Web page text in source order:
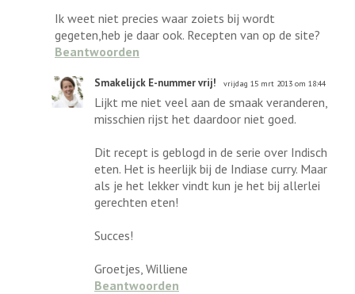
Ik weet niet precies waar zoiets bij wordt
gegeten,heb je daar ook. Recepten van op de site?
Beantwoorden
Smakelijck E-nummer vrij! vrijdag 15 mrt 2013 om 18:44
Lijkt me niet veel aan de smaak veranderen,
misschien rijst het daardoor niet goed.
Dit recept is geblogd in de serie over Indisch
eten. Het is heerlijk bij de Indiase curry. Maar
als je het lekker vindt kun je het bij allerlei
gerechten eten!
Succes!
Groetjes, Williene
Beantwoorden